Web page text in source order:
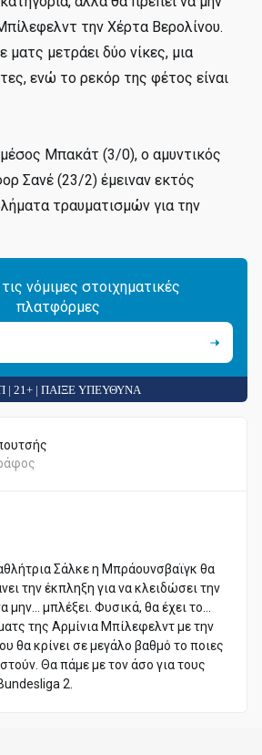
την Χέρτα Βερολίνου.
ματς μετράει δύο νίκες, μια
ενώ το ρεκόρ της φέτος είναι
Μπακάτ (3/0), ο αμυντικός
Σανέ (23/2) έμειναν εκτός
τραυματισμών για την
νόμιμες στοιχηματικές
πλατφόρμες
| 21+ | ΠΑΙΞΕ ΥΠΕΥΘΥΝΑ
Σάλκε η Μπράουνσβαϊγκ θα
την έκπληξη για να κλειδώσει την
μην... μπλέξει. Φυσικά, θα έχει το...
της Αρμίνια Μπίλεφελντ με την
θα κρίνει σε μεγάλο βαθμό το ποιες
Θα πάμε με τον άσο για τους
2.